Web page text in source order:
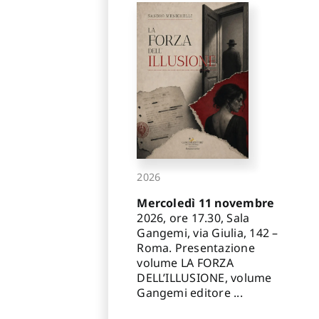
2026
Mercoledì 11 novembre
2026, ore 17.30, Sala
Gangemi, via Giulia, 142 –
Roma. Presentazione
volume LA FORZA
DELL’ILLUSIONE, volume
Gangemi editore ...